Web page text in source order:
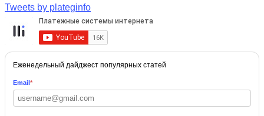
Tweets by plateginfo
Еженедельный дайджест популярных статей
Email*